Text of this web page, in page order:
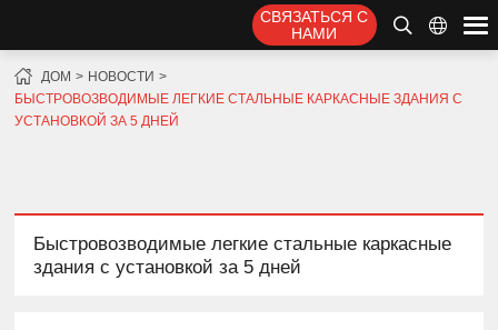
СВЯЗАТЬСЯ С
НАМИ
ДОМ
НОВОСТИ
БЫСТРОВОЗВОДИМЫЕ ЛЕГКИЕ СТАЛЬНЫЕ КАРКАСНЫЕ ЗДАНИЯ С
УСТАНОВКОЙ ЗА 5 ДНЕЙ
Быстровозводимые легкие стальные каркасные
здания с установкой за 5 дней